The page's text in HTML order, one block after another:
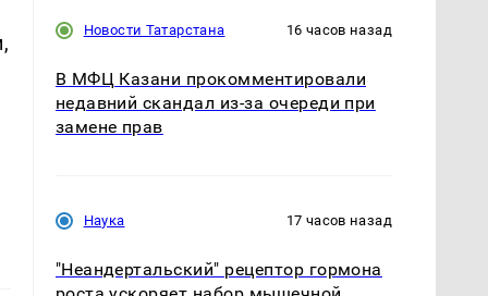
Новости Татарстана 16 часов назад
В МФЦ Казани прокомментировали
недавний скандал из-за очереди при
замене прав
Наука 17 часов назад
"Неандертальский" рецептор гормона